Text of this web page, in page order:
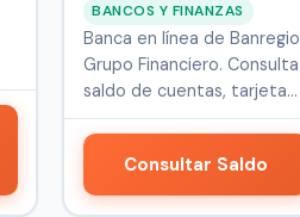
BANCOS Y FINANZAS
Banca en línea de Banregio
Grupo Financiero. Consulta
saldo de cuentas, tarjeta…
Consultar Saldo